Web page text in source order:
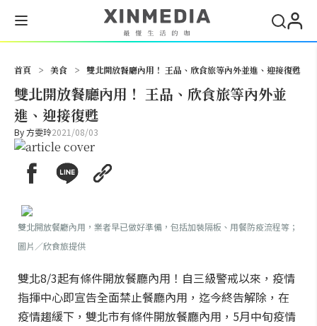
首頁 > 美食 > 雙北開放餐廳內用！ 王品、欣食旅等內外並進、迎接復甦
雙北開放餐廳內用！ 王品、欣食旅等內外並
進、迎接復甦
By方雯玲2021/08/03
雙北開放餐廳內用，業者早已做好準備，包括加裝隔板、用餐防疫流程等；
圖片／欣食旅提供
雙北8/3起有條件開放餐廳內用！自三級警戒以來，疫情
指揮中心即宣告全面禁止餐廳內用，迄今終告解除，在
疫情趨緩下，雙北市有條件開放餐廳內用，5月中旬疫情